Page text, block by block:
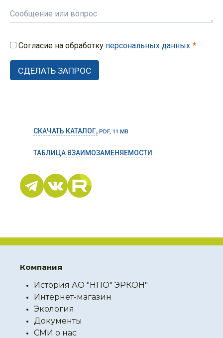
Согласие на обработку персональных данных
СКАЧАТЬ КАТАЛОГ, PDF, 11 MB
ТАБЛИЦА ВЗАИМОЗАМЕНЯЕМОСТИ
Компания
История АО "НПО" ЭРКОН"
Интернет-магазин
Экология
Документы
СМИ о нас